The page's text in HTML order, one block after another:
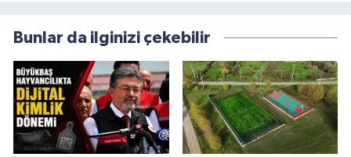
Bunlar da ilginizi çekebilir